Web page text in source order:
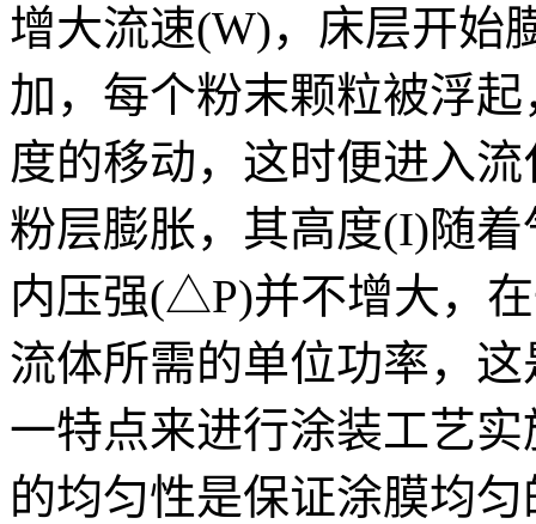
增大流速(W)，床层开始
加，每个粉末颗粒被浮
度的移动，这时便进入
粉层膨胀，其高度(I)随
内压强(△P)并不增大，
流体所需的单位功率，
一特点来进行涂装工艺
的均匀性是保证涂膜均